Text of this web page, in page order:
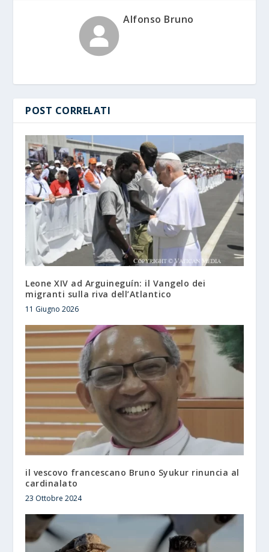
Alfonso Bruno
POST CORRELATI
Leone XIV ad Arguineguín: il Vangelo dei
migranti sulla riva dell’Atlantico
11 Giugno 2026
il vescovo francescano Bruno Syukur rinuncia al
cardinalato
23 Ottobre 2024